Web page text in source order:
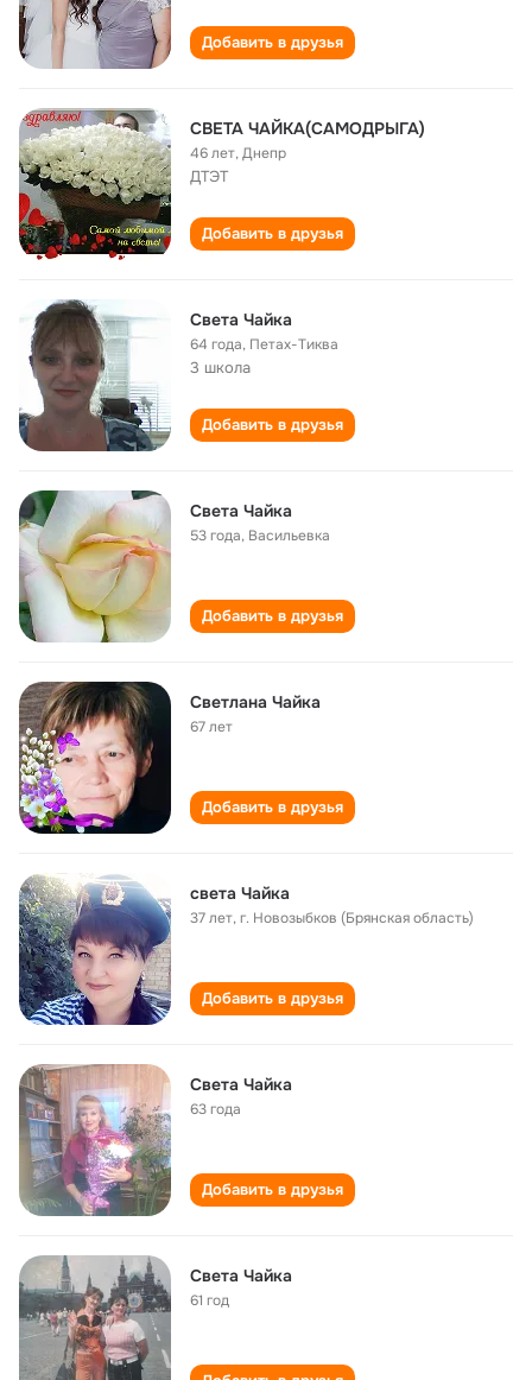
Добавить в друзья
СВЕТА ЧАЙКА(САМОДРЫГА)
46 лет,Днепр
ДТЭТ
Добавить в друзья
Света Чайка
64 года, Петах-Тиква
3 школа
Добавить в друзья
Света Чайка
53 года, Васильевка
Добавить в друзья
Светлана Чайка
67 лет
Добавить в друзья
света Чайка
37 лет,г. Новозыбков (Брянская область)
Добавить в друзья
Света Чайка
63 года
Добавить в друзья
Света Чайка
61 год